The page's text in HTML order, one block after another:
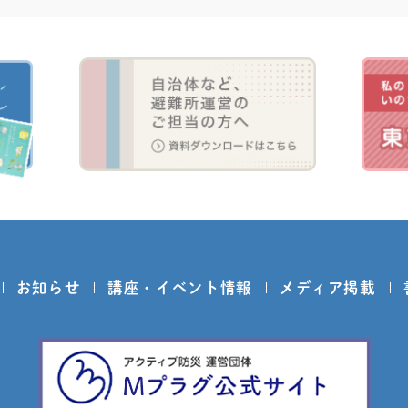
お知らせ 講座・イベント情報 メディア掲載